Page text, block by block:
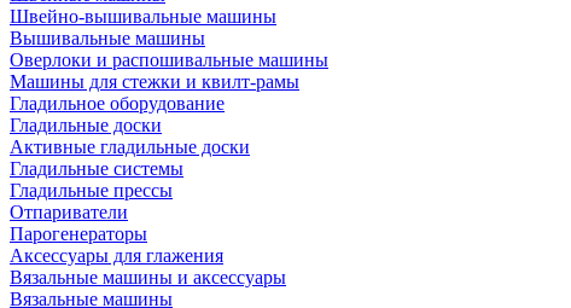
Швейно-вышивальные машины
Вышивальные машины
Оверлоки и распошивальные машины
Машины для стежки и квилт-рамы
Гладильное оборудование
Гладильные доски
Активные гладильные доски
Гладильные системы
Гладильные прессы
Отпариватели
Парогенераторы
Аксессуары для глажения
Вязальные машины и аксессуары
Вязальные машины